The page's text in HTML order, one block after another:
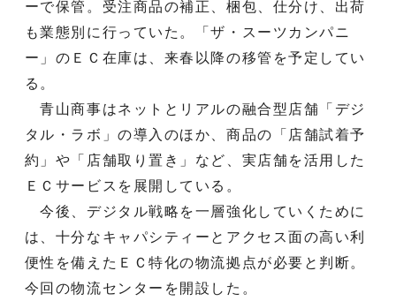
ーで保管。受注商品の補正、梱包、仕分け、出荷
も業態別に行っていた。「ザ・スーツカンパニ
ー」のＥＣ在庫は、来春以降の移管を予定してい
る。
青山商事はネットとリアルの融合型店舗「デジ
タル・ラボ」の導入のほか、商品の「店舗試着予
約」や「店舗取り置き」など、実店舗を活用した
ＥＣサービスを展開している。
今後、デジタル戦略を一層強化していくために
は、十分なキャパシティーとアクセス面の高い利
便性を備えたＥＣ特化の物流拠点が必要と判断。
今回の物流センターを開設した。